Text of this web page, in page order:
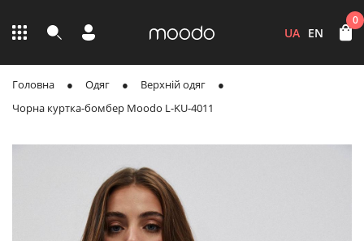
UA EN
0
Головна Одяг
Верхній одяг
Чорна куртка-бомбер Moodo L-KU-4011